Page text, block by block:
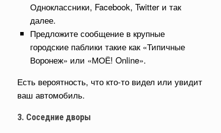
Одноклассники, Facebook, Twitter и так
далее.
Предложите сообщение в крупные
городские паблики такие как «Типичные
Воронеж» или «МОЁ! Online».
Есть вероятность, что кто-то видел или увидит
ваш автомобиль.
3. Соседние дворы